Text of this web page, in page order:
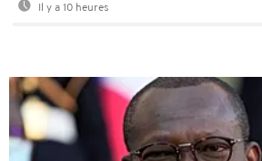
Il y a 10 heures